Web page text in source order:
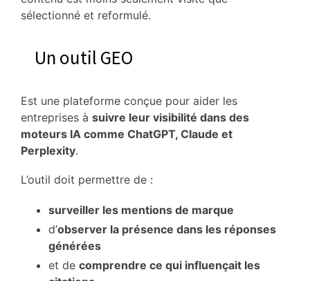
sélectionné et reformulé.
Un outil GEO
Est une plateforme conçue pour aider les
entreprises à suivre leur visibilité dans des
moteurs IA comme ChatGPT, Claude et
Perplexity.
L’outil doit permettre de :
surveiller les mentions de marque
d’observer la présence dans les réponses
générées
et de comprendre ce qui influençait les